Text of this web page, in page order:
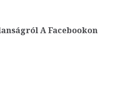
A Facebookon